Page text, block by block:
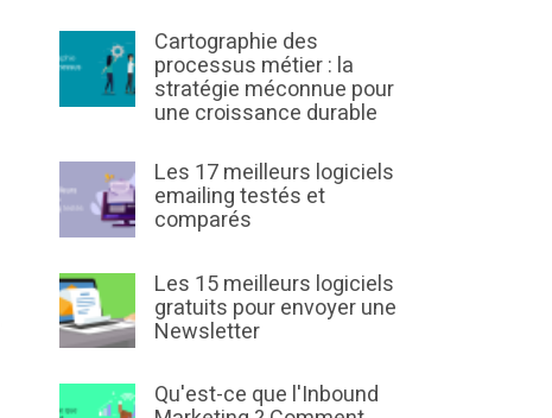
Cartographie des
processus métier : la
stratégie méconnue pour
une croissance durable
Les 17 meilleurs logiciels
emailing testés et
comparés
Les 15 meilleurs logiciels
gratuits pour envoyer une
Newsletter
Qu'est-ce que l'Inbound